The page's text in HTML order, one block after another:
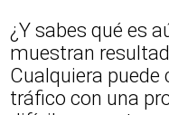
¿Y sabes qué es
muestran
Cualquiera puede
tráfico con una